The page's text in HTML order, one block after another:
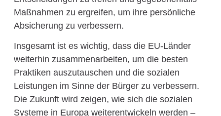
Maßnahmen zu ergreifen, um ihre persönliche
Absicherung zu verbessern.
Insgesamt ist es wichtig, dass die EU-Länder
weiterhin zusammenarbeiten, um die besten
Praktiken auszutauschen und die sozialen
Leistungen im Sinne der Bürger zu verbessern.
Die Zukunft wird zeigen, wie sich die sozialen
Systeme in Europa weiterentwickeln werden –